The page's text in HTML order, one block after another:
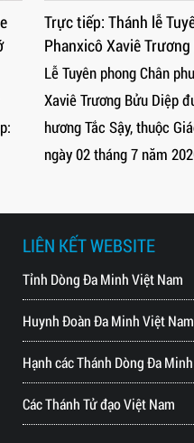
Chân phước
Diệp | 8:00 ngày 02-7-
Tôi tớ Chúa Phanxicô
hành tại Trung tâm Hành
Cần Thơ, vào lúc 08h00
LIÊN KẾT WEBSITE
Tỉnh Dòng Đa Minh Việt Nam
Huynh Đoàn Đa Minh Việt Nam
Hạnh các Thánh Dòng Đa Minh
Các Thánh Tử đạo Việt Nam